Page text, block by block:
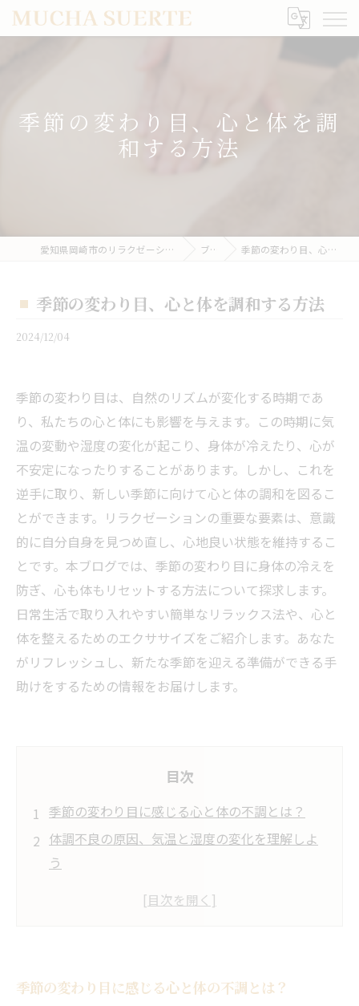
季節の変わり目、心と体を調
和する方法
愛知県岡崎市のリラクゼーションならMUCHA SUERTE ブログ 季節の変わり目、心と体を調和する方法
季節の変わり目、心と体を調和する方法
2024/12/04
季節の変わり目は、自然のリズムが変化する時期であ
り、私たちの心と体にも影響を与えます。この時期に気
温の変動や湿度の変化が起こり、身体が冷えたり、心が
不安定になったりすることがあります。しかし、これを
逆手に取り、新しい季節に向けて心と体の調和を図るこ
とができます。リラクゼーションの重要な要素は、意識
的に自分自身を見つめ直し、心地良い状態を維持するこ
とです。本ブログでは、季節の変わり目に身体の冷えを
防ぎ、心も体もリセットする方法について探求します。
日常生活で取り入れやすい簡単なリラックス法や、心と
体を整えるためのエクササイズをご紹介します。あなた
がリフレッシュし、新たな季節を迎える準備ができる手
助けをするための情報をお届けします。
目次
季節の変わり目に感じる心と体の不調とは？
体調不良の原因、気温と湿度の変化を理解しよ
う
自分自身を見つめ直す時期、心地良い状態を保
簡単に実践できるエクササイズで心と体を調和
季節の変わり目に感じる心と体の不調とは？